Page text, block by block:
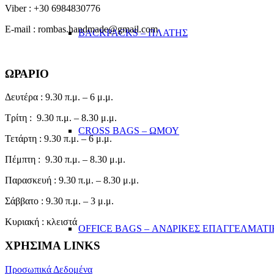
BACKPACKS – ΠΛΑΤΗΣ
CROSS BAGS – ΩΜΟΥ
OFFICE BAGS – ΑΝΔΡΙΚΕΣ
Viber : +30 6984830776
E-mail : rombas.handmade@gmail.com
ΩΡΑΡΙΟ
Δευτέρα : 9.30 π.μ. – 6 μ.μ.
Τρίτη : 9.30 π.μ. – 8.30 μ.μ.
Τετάρτη : 9.30 π.μ. – 6 μ.μ.
Πέμπτη : 9.30 π.μ. – 8.30 μ.μ.
Παρασκευή : 9.30 π.μ. – 8.30 μ.μ.
Σάββατο : 9.30 π.μ. – 3 μ.μ.
Κυριακή : κλειστά
ΧΡΗΣΙΜΑ LINKS
Προσωπικά Δεδομένα